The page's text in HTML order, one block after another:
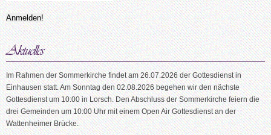
Im Rahmen der Sommerkirche findet am 26.07.2026 der Gottesdienst in
Einhausen statt. Am Sonntag den 02.08.2026 begehen wir den nächste
Gottesdienst um 10:00 in Lorsch. Den Abschluss der Sommerkirche feiern die
drei Gemeinden um 10:00 Uhr mit einem Open Air Gottesdienst an der
Wattenheimer Brücke.